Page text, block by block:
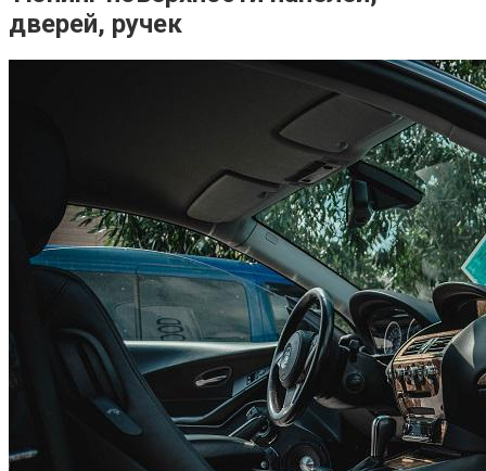
дверей, ручек